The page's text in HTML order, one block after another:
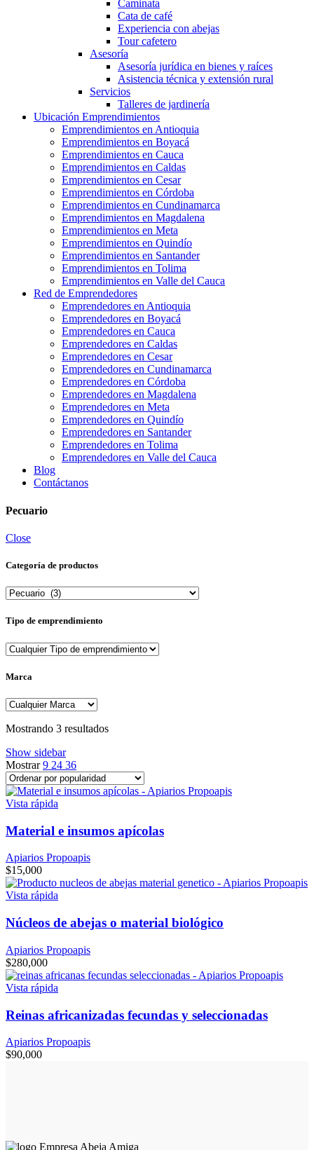
Caminata
Cata de café
Experiencia con abejas
Tour cafetero
Asesoría
Asesoría jurídica en bienes y raíces
Asistencia técnica y extensión rural
Servicios
Talleres de jardinería
Ubicación Emprendimientos
Emprendimientos en Antioquia
Emprendimientos en Boyacá
Emprendimientos en Cauca
Emprendimientos en Caldas
Emprendimientos en Cesar
Emprendimientos en Córdoba
Emprendimientos en Cundinamarca
Emprendimientos en Magdalena
Emprendimientos en Meta
Emprendimientos en Quindío
Emprendimientos en Santander
Emprendimientos en Tolima
Emprendimientos en Valle del Cauca
Red de Emprendedores
Emprendedores en Antioquia
Emprendedores en Boyacá
Emprendedores en Cauca
Emprendedores en Caldas
Emprendedores en Cesar
Emprendedores en Cundinamarca
Emprendedores en Córdoba
Emprendedores en Magdalena
Emprendedores en Meta
Emprendedores en Quindío
Emprendedores en Santander
Emprendedores en Tolima
Emprendedores en Valle del Cauca
Blog
Contáctanos
Pecuario
Close
Categoría de productos
Tipo de emprendimiento
Marca
Mostrando 3 resultadosSorted
Show sidebar
Mostrar9 24 36
Vista rápida
Material e insumos apícolas
Apiarios Propoapis
$15,000
Vista rápida
Núcleos de abejas o material biológico
Apiarios Propoapis
$280,000
Vista rápida
Reinas africanizadas fecundas y seleccionadas
Apiarios Propoapis
$90,000